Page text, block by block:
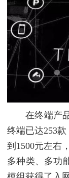
在终端产
终端已达253
到1500元左右
多种类、多功